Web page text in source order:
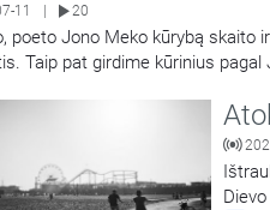
11 20
poeto Jono Meko kūrybą skaito
Taip pat girdime kūrinius
„Šaknys“.